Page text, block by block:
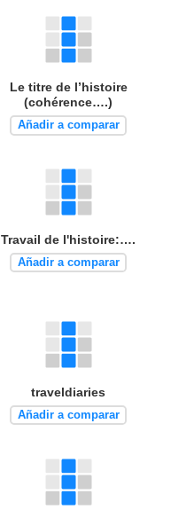
Le titre de l’histoire
(cohérence….)
Añadir a comparar
Travail de l'histoire:….
Añadir a comparar
traveldiaries
Añadir a comparar